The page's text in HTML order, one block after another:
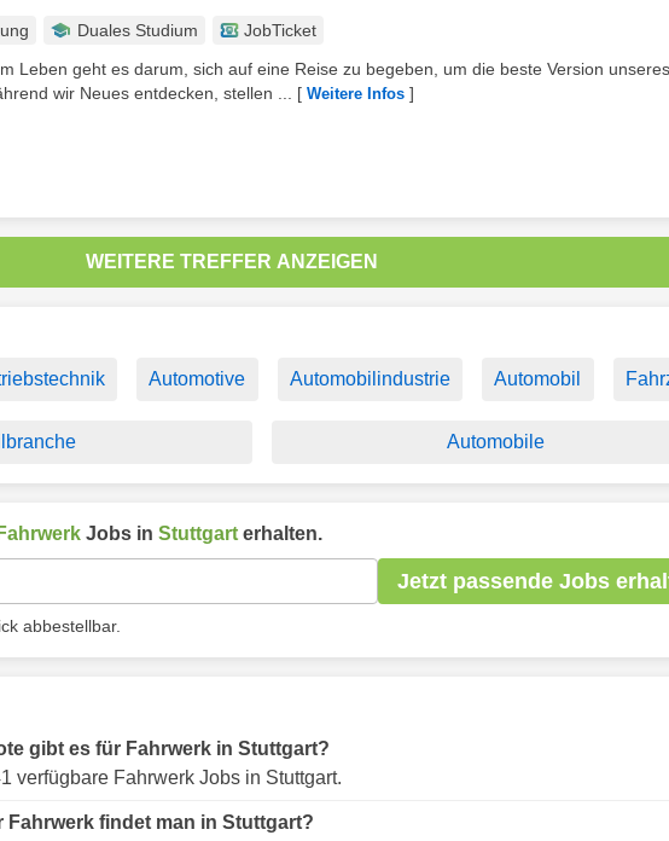
Duales Studium
JobTicket
Leben geht es darum, sich auf eine Reise zu begeben, um die beste Version unseres
wir Neues entdecken, stellen ...
[ Weitere Infos ]
WEITERE TREFFER ANZEIGEN
Automotive Automobilindustrie Automobil
Automobile
Fahrwerk Jobs in Stuttgart erhalten.
Jetzt passende Jobs
abbestellbar.
gibt es für Fahrwerk in Stuttgart?
verfügbare Fahrwerk Jobs in Stuttgart.
findet man in Stuttgart?